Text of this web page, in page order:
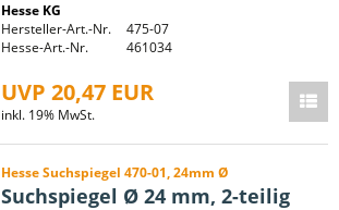
Hesse KG
Hersteller-Art.-Nr.
475-07
Hesse-Art.-Nr.
461034
UVP 20,47 EUR
inkl. 19% MwSt.
Hesse Suchspiegel 470-01, 24mm Ø
Suchspiegel Ø 24 mm, 2-teilig